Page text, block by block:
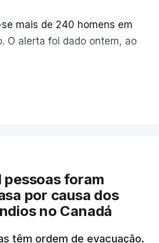
mais de 240 homens em
O alerta foi dado ontem, ao
pessoas foram
por causa dos
no Canadá
têm ordem de evacuação.